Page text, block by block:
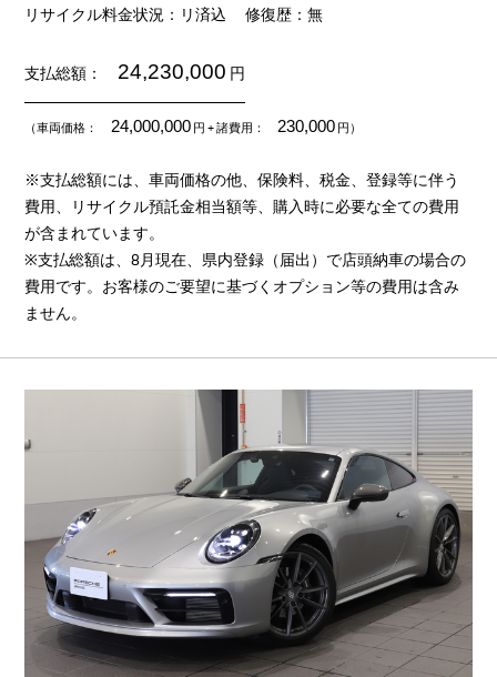
リサイクル料金状況：リ済込
修復歴：無
支払総額： 24,230,000 円
（車両価格： 24,000,000円+ 諸費用： 230,000円）
※支払総額には、車両価格の他、保険料、税金、登録等に伴う
費用、リサイクル預託金相当額等、購入時に必要な全ての費用
が含まれています。
※支払総額は、8月現在、県内登録（届出）で店頭納車の場合の
費用です。お客様のご要望に基づくオプション等の費用は含み
ません。